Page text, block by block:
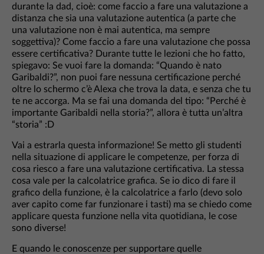
durante la dad, cioè: come faccio a fare una valutazione a
distanza che sia una valutazione autentica (a parte che
una valutazione non è mai autentica, ma sempre
soggettiva)? Come faccio a fare una valutazione che possa
essere certificativa? Durante tutte le lezioni che ho fatto,
spiegavo: Se vuoi fare la domanda: “Quando è nato
Garibaldi?”, non puoi fare nessuna certificazione perché
oltre lo schermo c’è Alexa che trova la data, e senza che tu
te ne accorga. Ma se fai una domanda del tipo: “Perché è
importante Garibaldi nella storia?”, allora è tutta un’altra
“storia” :D
Vai a estrarla questa informazione! Se metto gli studenti
nella situazione di applicare le competenze, per forza di
cosa riesco a fare una valutazione certificativa. La stessa
cosa vale per la calcolatrice grafica. Se io dico di fare il
grafico della funzione, è la calcolatrice a farlo (devo solo
aver capito come far funzionare i tasti) ma se chiedo come
applicare questa funzione nella vita quotidiana, le cose
sono diverse!
E quando le conoscenze per supportare quelle